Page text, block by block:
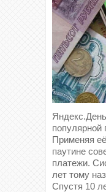
популярной
Применяя
паутине
платежи.
лет тому
Спустя 10